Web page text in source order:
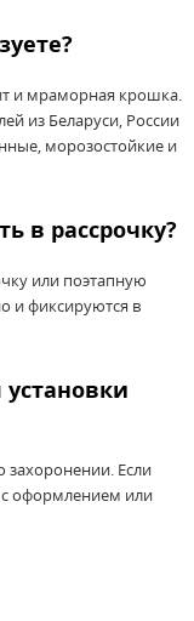
и мраморная крошка.
из Беларуси, России
морозостойкие и
в рассрочку?
или поэтапную
и фиксируются в
захоронении. Если
оформлением или